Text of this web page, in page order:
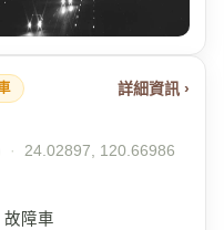
詳細資訊 ›
· 24.02897, 120.66986
故障車